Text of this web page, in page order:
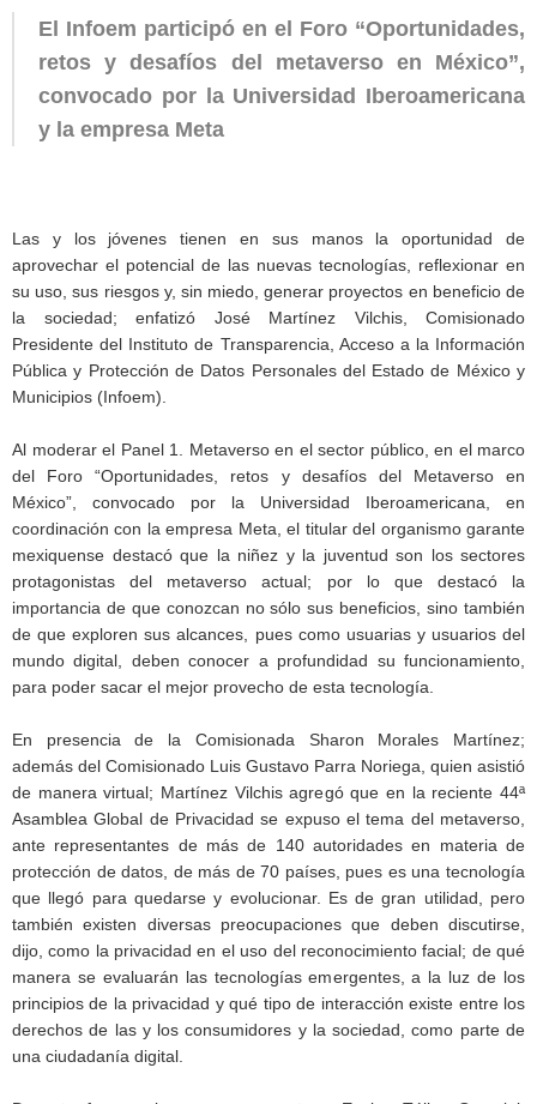
El Infoem participó en el Foro “Oportunidades,
retos y desafíos del metaverso en México”,
convocado por la Universidad Iberoamericana
y la empresa Meta
Las y los jóvenes tienen en sus manos la oportunidad de
aprovechar el potencial de las nuevas tecnologías, reflexionar en
su uso, sus riesgos y, sin miedo, generar proyectos en beneficio de
la sociedad; enfatizó José Martínez Vilchis, Comisionado
Presidente del Instituto de Transparencia, Acceso a la Información
Pública y Protección de Datos Personales del Estado de México y
Municipios (Infoem).
Al moderar el Panel 1. Metaverso en el sector público, en el marco
del Foro “Oportunidades, retos y desafíos del Metaverso en
México”, convocado por la Universidad Iberoamericana, en
coordinación con la empresa Meta, el titular del organismo garante
mexiquense destacó que la niñez y la juventud son los sectores
protagonistas del metaverso actual; por lo que destacó la
importancia de que conozcan no sólo sus beneficios, sino también
de que exploren sus alcances, pues como usuarias y usuarios del
mundo digital, deben conocer a profundidad su funcionamiento,
para poder sacar el mejor provecho de esta tecnología.
En presencia de la Comisionada Sharon Morales Martínez;
además del Comisionado Luis Gustavo Parra Noriega, quien asistió
de manera virtual; Martínez Vilchis agregó que en la reciente 44ª
Asamblea Global de Privacidad se expuso el tema del metaverso,
ante representantes de más de 140 autoridades en materia de
protección de datos, de más de 70 países, pues es una tecnología
que llegó para quedarse y evolucionar. Es de gran utilidad, pero
también existen diversas preocupaciones que deben discutirse,
dijo, como la privacidad en el uso del reconocimiento facial; de qué
manera se evaluarán las tecnologías emergentes, a la luz de los
principios de la privacidad y qué tipo de interacción existe entre los
derechos de las y los consumidores y la sociedad, como parte de
una ciudadanía digital.